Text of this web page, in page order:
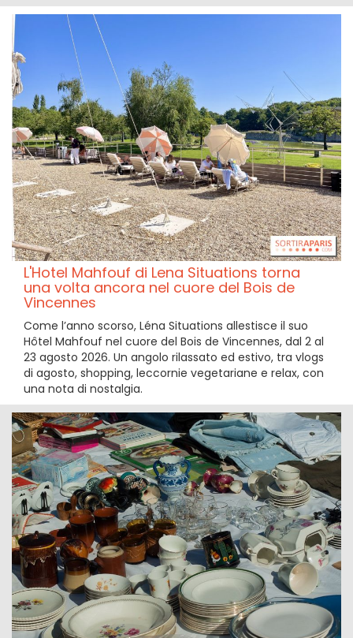
L'Hotel Mahfouf di Lena Situations torna
una volta ancora nel cuore del Bois de
Vincennes
Come l’anno scorso, Léna Situations allestisce il suo
Hôtel Mahfouf nel cuore del Bois de Vincennes, dal 2 al
23 agosto 2026. Un angolo rilassato ed estivo, tra vlogs
di agosto, shopping, leccornie vegetariane e relax, con
una nota di nostalgia.